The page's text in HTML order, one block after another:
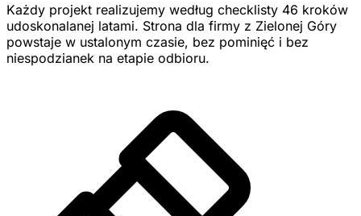
Każdy projekt realizujemy według checklisty 46 kroków
udoskonalanej latami. Strona dla firmy z Zielonej Góry
powstaje w ustalonym czasie, bez pominięć i bez
niespodzianek na etapie odbioru.